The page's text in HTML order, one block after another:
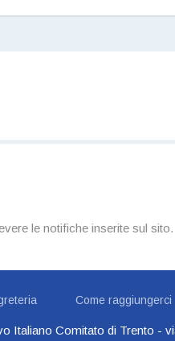
le notifiche inserite sul sito.
Come raggiungerci
Italiano Comitato di Trento -